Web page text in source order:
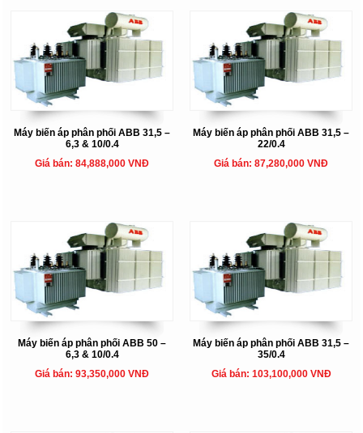
Máy biến áp phân phối ABB 31,5 –
6,3 & 10/0.4
Giá bán: 84,888,000 VNĐ
Máy biến áp phân phối ABB 31,5 –
22/0.4
Giá bán: 87,280,000 VNĐ
Máy biến áp phân phối ABB 50 –
6,3 & 10/0.4
Giá bán: 93,350,000 VNĐ
Máy biến áp phân phối ABB 31,5 –
35/0.4
Giá bán: 103,100,000 VNĐ